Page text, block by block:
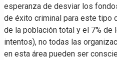
esperanza de desviar los
de éxito criminal para este tipo
de la población total y el 7% de
intentos), no todas las
en esta área pueden ser